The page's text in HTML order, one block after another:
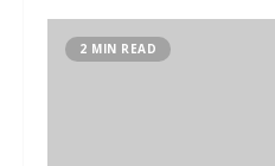
2 MIN READ